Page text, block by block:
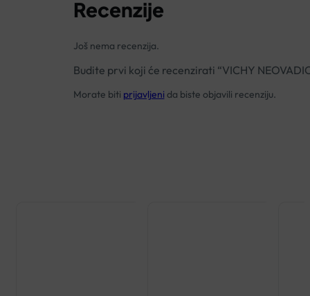
Recenzije
Još nema recenzija.
Budite prvi koji će recenzirati “VICHY
Morate biti prijavljeni da biste objavili recenziju.